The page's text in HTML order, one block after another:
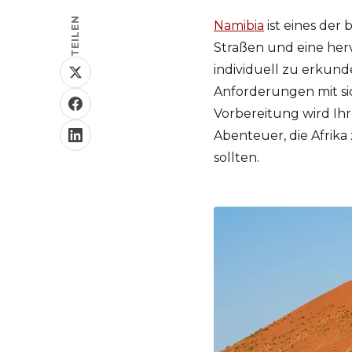
TEILEN Namibia ist eines der
Straßen und eine
individuell zu
Anforderungen mit
Vorbereitung wird
Abenteuer, die Afrika
sollten.